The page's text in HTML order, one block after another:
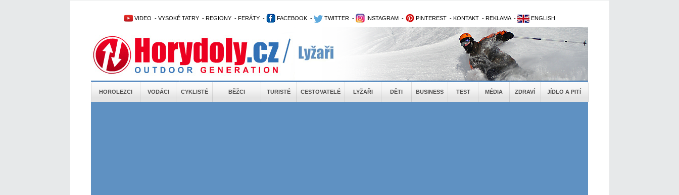
VIDEO - VYSOKÉ TATRY - REGIONY - FERÁTY - FACEBOOK - TWITTER - INSTAGRAM - PINTEREST - KONTAKT - REKLAMA - ENGLISH
HOROLEZCI VODÁCI CYKLISTÉ BĚŽCI TURISTÉ CESTOVATELÉ LYŽAŘI DĚTI BUSINESS TEST MÉDIA ZDRAVÍ JÍDLO A PITÍ